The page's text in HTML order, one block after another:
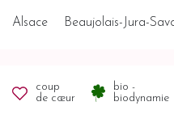
Alsace Beaujolais-Jura-
coup
de cœur
bio -
biodynamie